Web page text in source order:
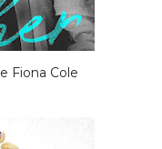
Fiona Cole